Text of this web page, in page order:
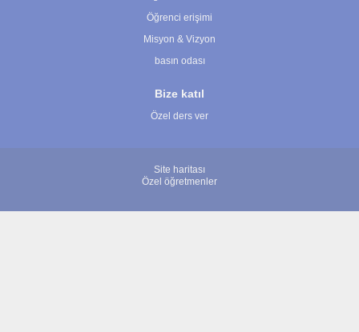
Öğrenci erişimi
Misyon & Vizyon
basın odası
Bize katıl
Özel ders ver
Site haritası
Özel öğretmenler